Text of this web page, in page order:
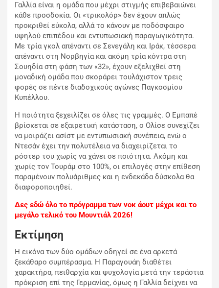
Γαλλία είναι η ομάδα που μέχρι στιγμής επιβεβαιώνει
κάθε προσδοκία. Οι «τρικολόρ» δεν έχουν απλώς
προκριθεί εύκολα, αλλά το κάνουν με ποδόσφαιρο
υψηλού επιπέδου και εντυπωσιακή παραγωγικότητα.
Με τρία γκολ απέναντι σε Σενεγάλη και Ιράκ, τέσσερα
απέναντι στη Νορβηγία και ακόμη τρία κόντρα στη
Σουηδία στη φάση των «32», έχουν εξελιχθεί στη
μοναδική ομάδα που σκοράρει τουλάχιστον τρεις
φορές σε πέντε διαδοχικούς αγώνες Παγκοσμίου
Κυπέλλου.
Η ποιότητα ξεχειλίζει σε όλες τις γραμμές. Ο Εμπαπέ
βρίσκεται σε εξαιρετική κατάσταση, ο Ολίσε συνεχίζει
να μοιράζει ασίστ με εντυπωσιακή συνέπεια, ενώ ο
Ντεσάν έχει την πολυτέλεια να διαχειρίζεται το
ρόστερ του χωρίς να χάνει σε ποιότητα. Ακόμη και
χωρίς τον Τουράμ στο 100%, οι επιλογές στην επίθεση
παραμένουν πολυάριθμες και η ενδεκάδα δύσκολα θα
διαφοροποιηθεί.
Δες εδώ όλο το πρόγραμμα των νοκ άουτ μέχρι και το
μεγάλο τελικό του Μουντιάλ 2026!
Εκτίμηση
Η εικόνα των δύο ομάδων οδηγεί σε ένα αρκετά
ξεκάθαρο συμπέρασμα. Η Παραγουάη διαθέτει
χαρακτήρα, πειθαρχία και ψυχολογία μετά την τεράστια
πρόκριση επί της Γερμανίας, όμως η Γαλλία δείχνει να